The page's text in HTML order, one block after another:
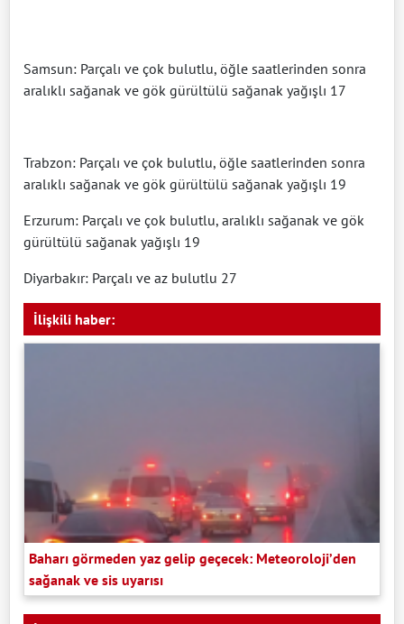
Samsun: Parçalı ve çok bulutlu, öğle saatlerinden sonra
aralıklı sağanak ve gök gürültülü sağanak yağışlı 17
Trabzon: Parçalı ve çok bulutlu, öğle saatlerinden sonra
aralıklı sağanak ve gök gürültülü sağanak yağışlı 19
Erzurum: Parçalı ve çok bulutlu, aralıklı sağanak ve gök
gürültülü sağanak yağışlı 19
Diyarbakır: Parçalı ve az bulutlu 27
İlişkili haber:
Baharı görmeden yaz gelip geçecek: Meteoroloji’den
sağanak ve sis uyarısı